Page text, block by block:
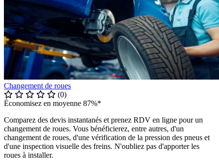
Changement de roues
(0)
Économisez en moyenne 87%*
Comparez des devis instantanés et prenez RDV en ligne pour un
changement de roues. Vous bénéficierez, entre autres, d'un
changement de roues, d'une vérification de la pression des pneus et
d'une inspection visuelle des freins. N'oubliez pas d'apporter les
roues à installer.